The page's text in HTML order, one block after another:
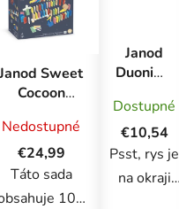
Janod Sweet
Cocoon
padajúce
domino
skladačka
Nedostupné
€24,99
Táto sada
100
Janod
Duonimo
Nájdi
tiene
zvieratká
24 ks
Dostupné
€10,54
Psst, rys je
na okraji